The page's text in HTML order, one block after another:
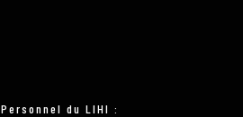
Personnel du LIHI :